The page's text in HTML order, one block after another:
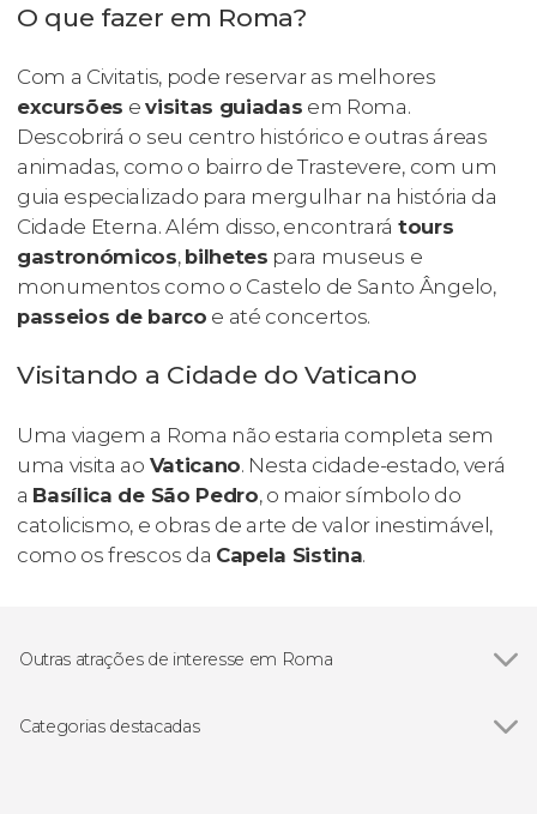
O que fazer em Roma?
Com a Civitatis, pode reservar as melhores
excursões evisitas guiadas em Roma.
Descobrirá o seu centro histórico e outras áreas
animadas, como o bairro de Trastevere, com um
guia especializado para mergulhar na história da
Cidade Eterna. Além disso, encontrará tours
gastronómicos, bilhetes para museus e
monumentos como o Castelo de Santo Ângelo,
passeios de barco e até concertos.
Visitando a Cidade do Vaticano
Uma viagem a Roma não estaria completa sem
uma visita ao Vaticano. Nesta cidade-estado, verá
a Basílica de São Pedro, o maior símbolo do
catolicismo, e obras de arte de valor inestimável,
como os frescos da Capela Sistina.
Outras atrações de interesse em Roma
Fórum Romano
Categorias destacadas